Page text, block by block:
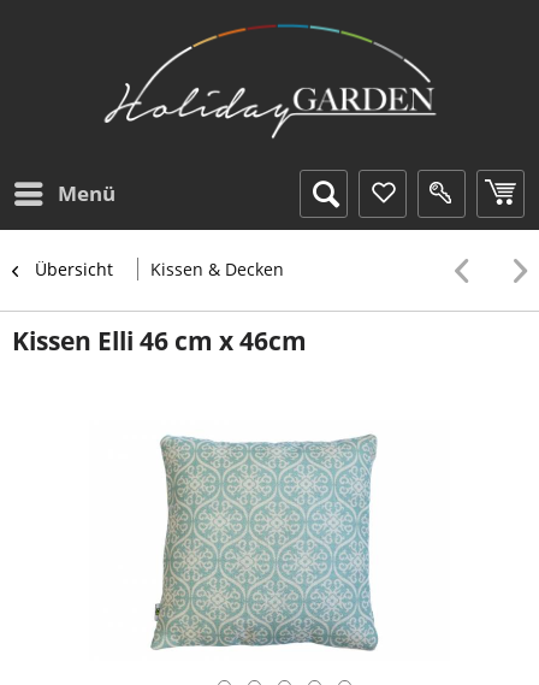
Menü
Übersicht Kissen & Decken
Kissen Elli 46 cm x 46cm